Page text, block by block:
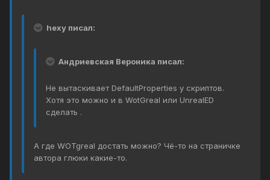
hexy писал:
Андриевская Вероника писал:
Не вытаскивает DefaultProperties у скриптов.
Хотя это можно и в WotGreal или UnrealED
сделать .
А где WOTgreal достать можно? Чё-то на страничке
автора глюки какие-то.